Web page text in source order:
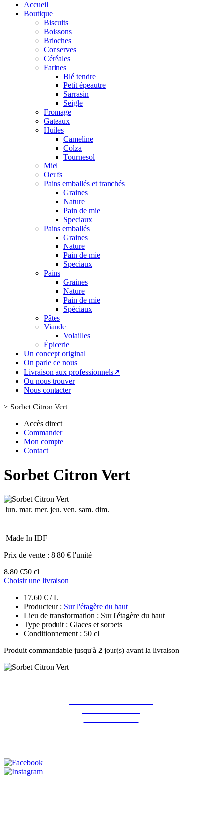
Accueil
Boutique
Biscuits
Boissons
Brioches
Conserves
Céréales
Farines
Blé tendre
Petit épeautre
Sarrasin
Seigle
Fromage
Gateaux
Huiles
Cameline
Colza
Tournesol
Miel
Oeufs
Pains emballés et tranchés
Graines
Nature
Pain de mie
Speciaux
Pains emballés
Graines
Nature
Pain de mie
Speciaux
Pains
Graines
Nature
Pain de mie
Spéciaux
Pâtes
Viande
Volailles
Épicerie
Un concept original
On parle de nous
Livraison aux professionnels↗
Ou nous trouver
Nous contacter
> Sorbet Citron Vert
Accès direct
Commander
Mon compte
Contact
Sorbet Citron Vert
lun. mar. mer. jeu. ven. sam. dim.
Made In IDF
Prix de vente : 8.80 € l'unité
8.80 €50 cl
Choisir une livraison
17.60 € / L
Producteur : Sur l'étagère du haut
Lieu de transformation : Sur l'étagère du haut
Type produit : Glaces et sorbets
Conditionnement : 50 cl
Produit commandable jusqu'à 2 jour(s) avant la livraison